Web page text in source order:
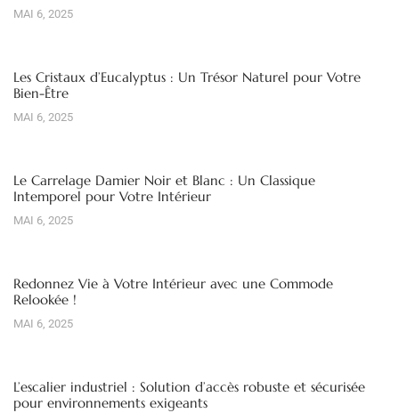
MAI 6, 2025
Les Cristaux d’Eucalyptus : Un Trésor Naturel pour Votre
Bien-Être
MAI 6, 2025
Le Carrelage Damier Noir et Blanc : Un Classique
Intemporel pour Votre Intérieur
MAI 6, 2025
Redonnez Vie à Votre Intérieur avec une Commode
Relookée !
MAI 6, 2025
L’escalier industriel : Solution d’accès robuste et sécurisée
pour environnements exigeants